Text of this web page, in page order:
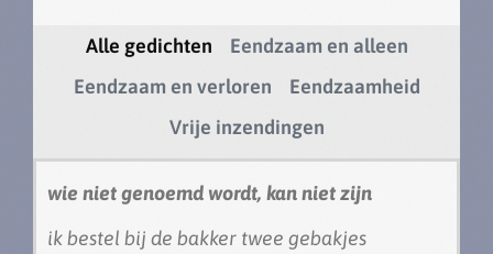
Eendzaam en alleen
Eendzaam en verloren
Eendzaamheid
Vrije inzendingen
Alle gedichten
wie niet genoemd wordt, kan niet zijn
ik bestel bij de bakker twee gebakjes